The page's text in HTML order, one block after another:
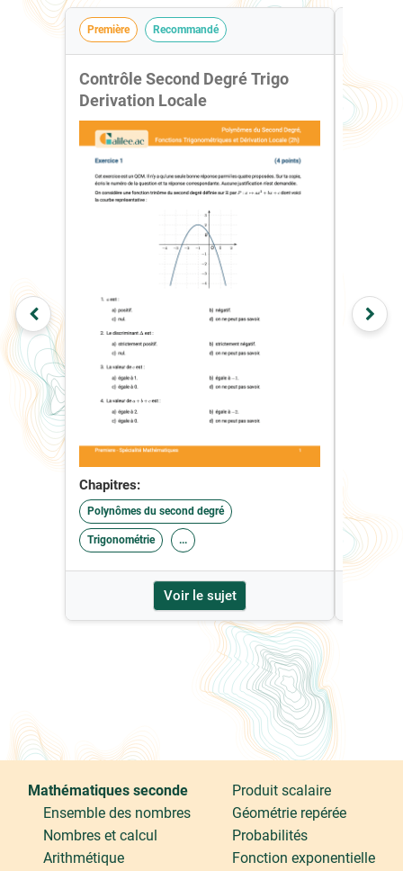
Première Recommandé
Contrôle Second Degré Trigo
Derivation Locale
Chapitres:
Polynômes du second degré
Trigonométrie ...
Voir le sujet
Mathématiques seconde
Ensemble des nombres
Nombres et calcul
Arithmétique
Produit scalaire
Géométrie repérée
Probabilités
Fonction exponentielle